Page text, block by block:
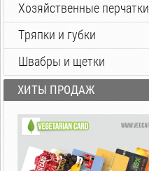
Хозяйственные перчатки
Тряпки и губки
Швабры и щетки
ХИТЫ ПРОДАЖ